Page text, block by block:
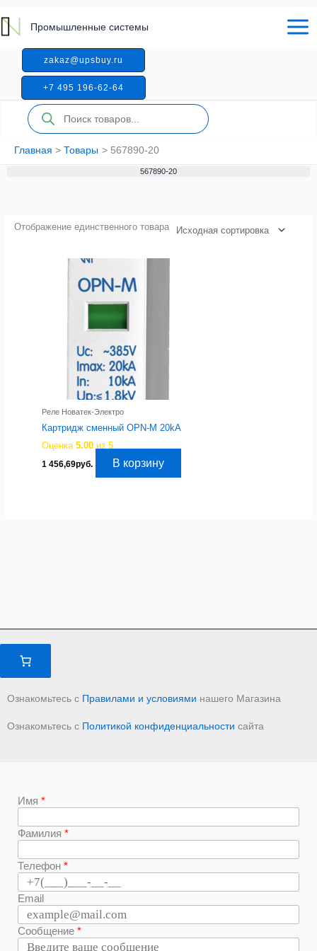
к
содержимому
Промышленные системы
zakaz@upsbuy.ru
+7 495 196-62-64
Поиск
товаров
Главная Товары 567890-20
567890-20
Отображение единственного товара
Реле Новатек-Электро
Картридж сменный OPN-M 20kA
Оценка5.00 из 5
1 456,69руб. В корзину
Ознакомьтесь с Правилами и условиями нашего Магазина
Ознакомьтесь с Политикой конфиденциальности сайта
Имя
Фамилия
Телефон
Email
Сообщение